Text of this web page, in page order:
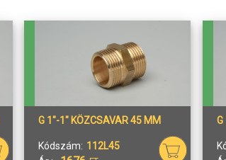
G 1"-1" KÖZCSAVAR 45 MM
Kódszám: 112L45